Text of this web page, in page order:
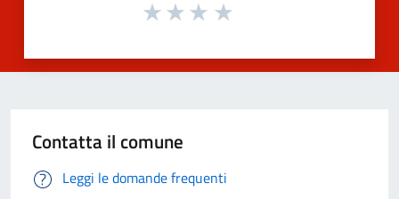
Contatta il comune
Leggi le domande frequenti